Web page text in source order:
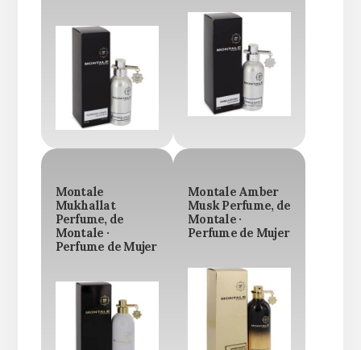
Montale
Mukhallat
Perfume, de
Montale ·
Perfume de Mujer
Montale Amber
Musk Perfume, de
Montale ·
Perfume de Mujer